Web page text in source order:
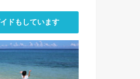
ドもしています